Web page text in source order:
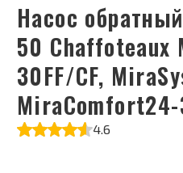
Насос обратный Grundfos 15-
50 Chaffoteaux
30FF/CF,
MiraComfort24-
4.6